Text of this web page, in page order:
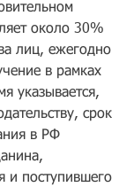
около 30%
лиц, ежегодно
в рамках
указывается,
срок
в РФ
и поступившего